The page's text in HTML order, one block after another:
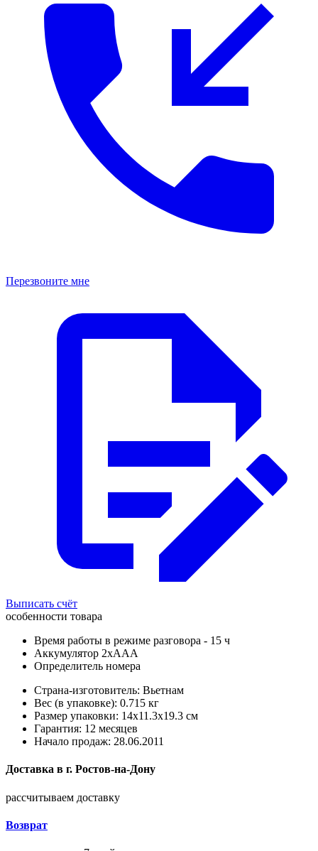
Перезвоните мне
Выписать счёт
особенности товара
Время работы в режиме разговора - 15 ч
Аккумулятор 2хААА
Определитель номера
Страна-изготовитель: Вьетнам
Вес (в упаковке): 0.715 кг
Размер упаковки: 14x11.3x19.3 см
Гарантия: 12 месяцев
Начало продаж: 28.06.2011
Доставка в г. Ростов-на-Дону
рассчитываем доставку
Возврат